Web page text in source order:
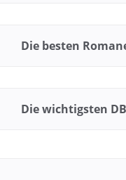
Die besten
Die wichtigsten